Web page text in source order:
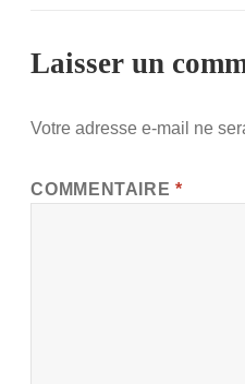
Laisser un
Votre adresse e-mail ne
COMMENTAIRE*